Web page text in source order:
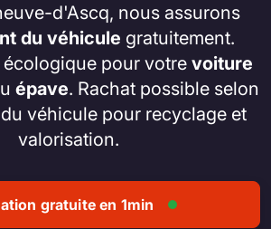
d'Ascq, nous assurons
du véhicule gratuitement.
pour votre voiture
épave. Rachat possible selon
véhicule pour recyclage et
valorisation.
gratuite en 1min